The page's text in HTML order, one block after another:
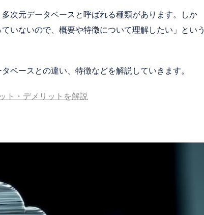
次元データベースと呼ばれる種類があります。しか
いないので、概要や特徴について理解したい」という
ベースとの違い、特徴などを解説していきます。
ト・デメリットを解説